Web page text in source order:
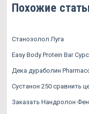
Похожие
Станозолол Луга
Easy Body Protein Bar
Дека дураболин
Сустанон 250 сравнить
Заказать Нандролон